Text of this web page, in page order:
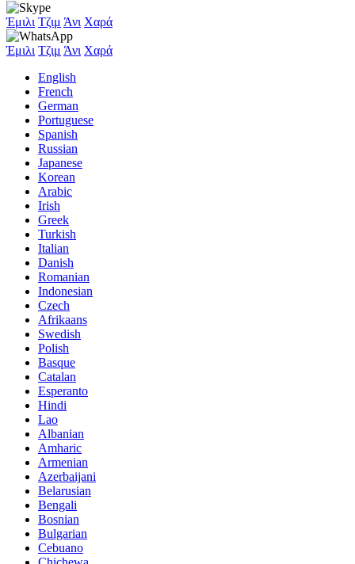
Έμιλι Τζιμ Άνι Χαρά
Έμιλι Τζιμ Άνι Χαρά
English
French
German
Portuguese
Spanish
Russian
Japanese
Korean
Arabic
Irish
Greek
Turkish
Italian
Danish
Romanian
Indonesian
Czech
Afrikaans
Swedish
Polish
Basque
Catalan
Esperanto
Hindi
Lao
Albanian
Amharic
Armenian
Azerbaijani
Belarusian
Bengali
Bosnian
Bulgarian
Cebuano